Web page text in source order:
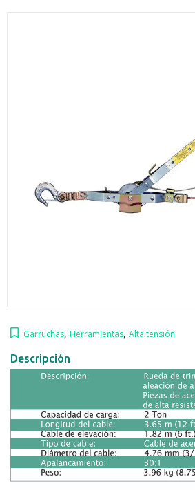
Garruchas, Herramientas, Alta tensión
Descripción